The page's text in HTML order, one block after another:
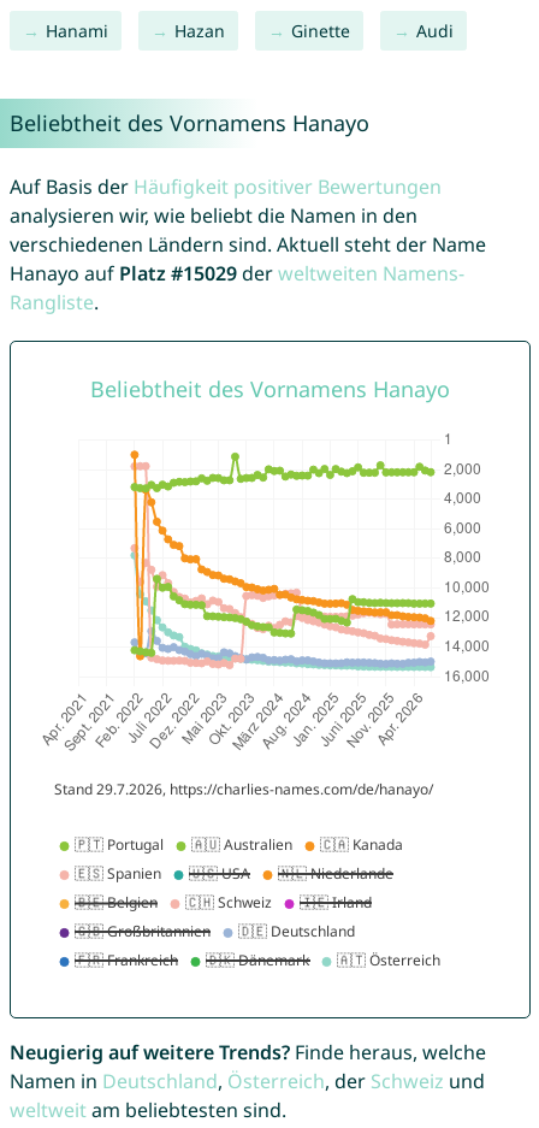
Hanami Hazan Ginette Audi
Beliebtheit des Vornamens Hanayo
Auf Basis der Häufigkeit positiver Bewertungen
analysieren wir, wie beliebt die Namen in den
verschiedenen Ländern sind. Aktuell steht der Name
Hanayo auf Platz #15029derweltweiten Namens-
Rangliste.
Neugierig auf weitere Trends?Finde heraus, welche
Namen in Deutschland, Österreich, der Schweiz und
weltweitam beliebtesten sind.